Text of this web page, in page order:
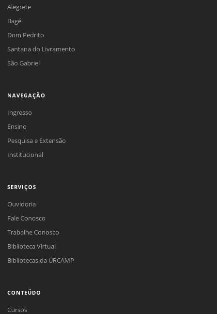
Alegrete
Bagé
Dom Pedrito
Santana do Livramento
São Gabriel
NAVEGAÇÃO
Ingresso
Ensino
Pesquisa e Extensão
Institucional
SERVIÇOS
Ouvidoria
Fale Conosco
Trabalhe Conosco
Biblioteca Virtual
Bibliotecas da URCAMP
CONTEÚDO
Cursos